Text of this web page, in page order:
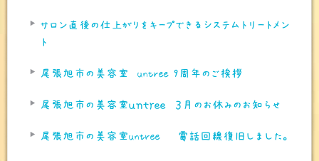
サロン直後の仕上がりをキープできるシステムトリートメン
ト
尾張旭市の美容室 untree 9周年のご挨拶
尾張旭市の美容室ｕｎｔｒｅｅ ３月のお休みのお知らせ
尾張旭市の美容室untree 電話回線復旧しました。